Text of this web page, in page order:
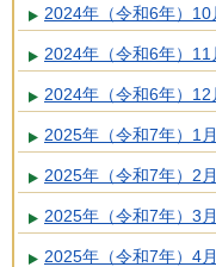
2024年（令和6年）
2024年（令和6年）
2024年（令和6年）
2025年（令和7年）1
2025年（令和7年）2
2025年（令和7年）3
2025年（令和7年）4